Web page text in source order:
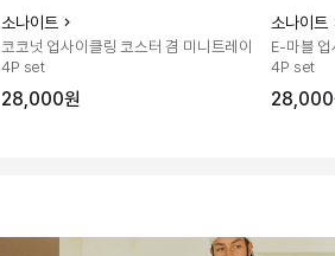
소나이트
코코넛 업사이클링 코스터 겸 미니트레이
4P set
28,000원
소나이트
E-마블
4P set